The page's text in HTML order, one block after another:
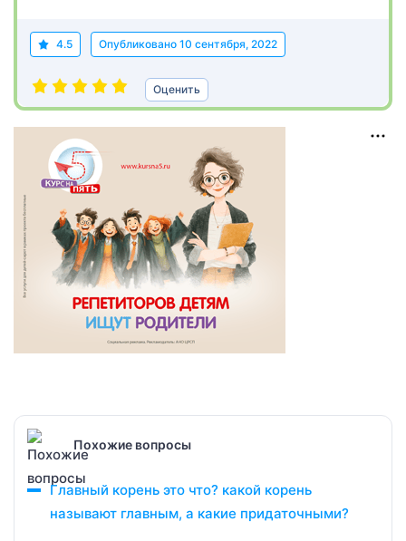
4.5 Опубликовано 10 сентября, 2022
Оценить
Похожие вопросы
Главный корень это что? какой корень
называют главным, а какие придаточными?